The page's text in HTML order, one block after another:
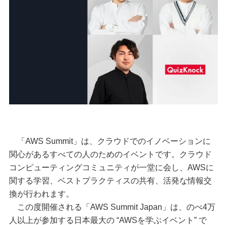
「AWS Summit」は、クラウドでのイノベーションに
関心があるすべての人のためのイベントです。クラウド
コンピューティングコミュニティが一堂に会し、AWSに
関する学習、ベストプラクティスの共有、活発な情報交
換が行われます。
この度開催される「AWS Summit Japan」は、のべ4万
人以上が参加する日本最大の “AWSを学ぶイベント” で